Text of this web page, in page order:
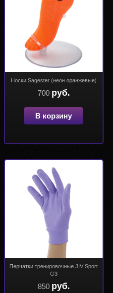
Носки Sagester (неон оранжевые)
700 руб.
В корзину
Перчатки тренировочные JIV Sport
G3
850 руб.